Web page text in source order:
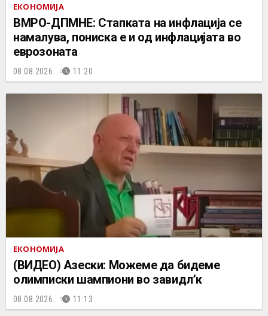
ЕКОНОМИЈА
ВМРО-ДПМНЕ: Стапката на инфлација се
намалува, пониска е и од инфлацијата во
еврозоната
08.08.2026. 11:20
ЕКОНОМИЈА
(ВИДЕО) Азески: Можеме да бидеме
олимписки шампиони во завидл’к
08.08.2026. 11:13